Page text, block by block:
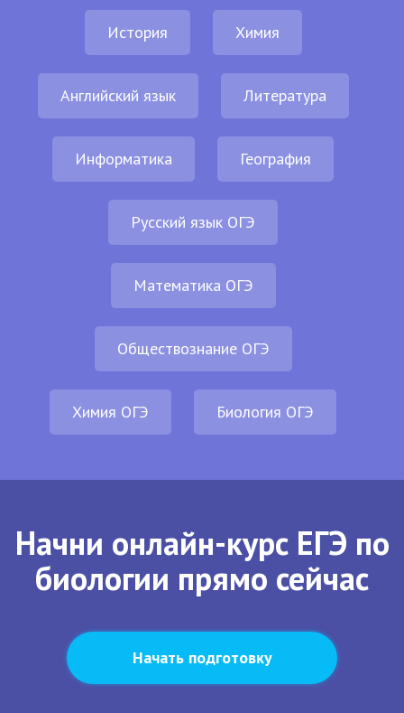
История Химия
Английский язык Литература
Информатика География
Русский язык ОГЭ
Математика ОГЭ
Обществознание ОГЭ
Химия ОГЭ Биология ОГЭ
Начни онлайн-курс ЕГЭ по
биологии прямо сейчас
Начать подготовку